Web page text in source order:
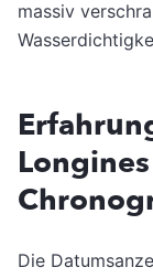
massiv
Die